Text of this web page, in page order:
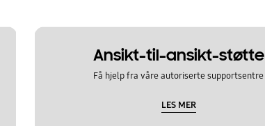
Ansikt-til-ansikt-støtte
Få hjelp fra våre autoriserte supportsentre
LES MER